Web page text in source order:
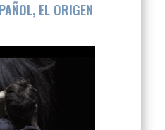
EL ORIGEN